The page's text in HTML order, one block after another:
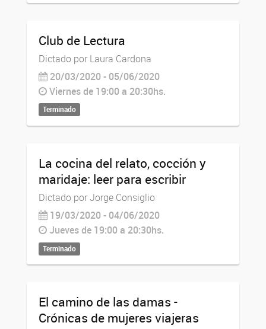
Club de Lectura
Dictado por Laura Cardona
20/03/2020 - 05/06/2020
Viernes de 19:00 a 20:30hs.
Terminado
La cocina del relato, cocción y
maridaje: leer para escribir
Dictado por Jorge Consiglio
19/03/2020 - 04/06/2020
Jueves de 19:00 a 20:30hs.
Terminado
El camino de las damas -
Crónicas de mujeres viajeras